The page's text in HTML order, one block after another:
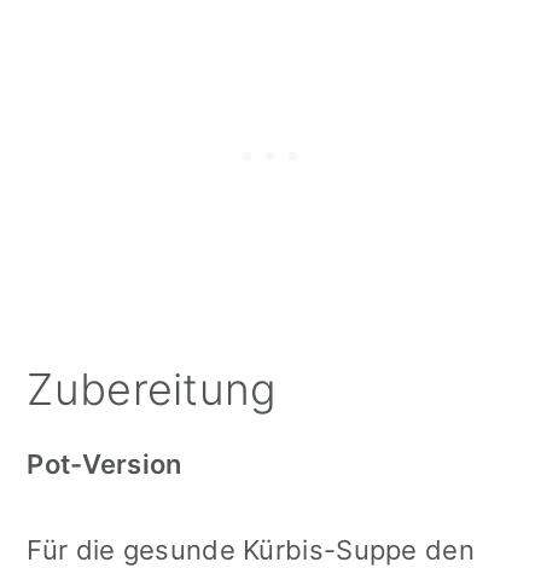
Zubereitung
Pot-Version
Für die gesunde Kürbis-Suppe den